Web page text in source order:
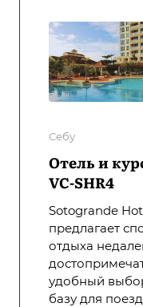
Себу
Отель и
VC-SHR4
Sotogrande
предлагает
отдыха
удобный
базу для